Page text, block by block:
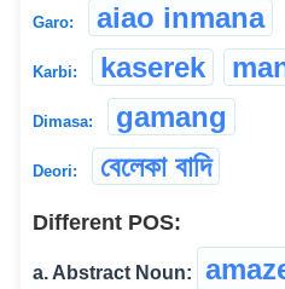
Garo: aiao inmana
Karbi: kaserek
Dimasa: gamang
Deori: বেলেকা বাদি
Different POS:
a. Abstract Noun: